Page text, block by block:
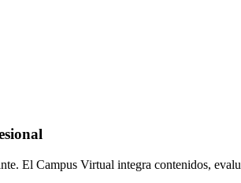
El Campus Virtual integra contenidos,